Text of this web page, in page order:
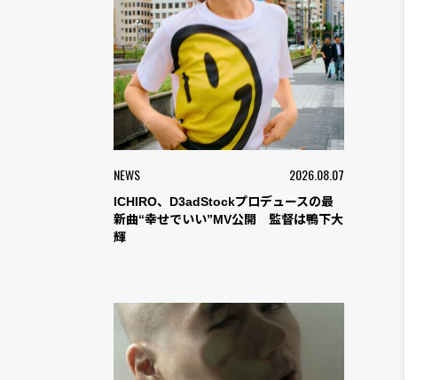
NEWS 2026.08.07
ICHIRO、D3adStockプロデュースの最
新曲“幸せでいい”MV公開 監督は鴨下大
輝